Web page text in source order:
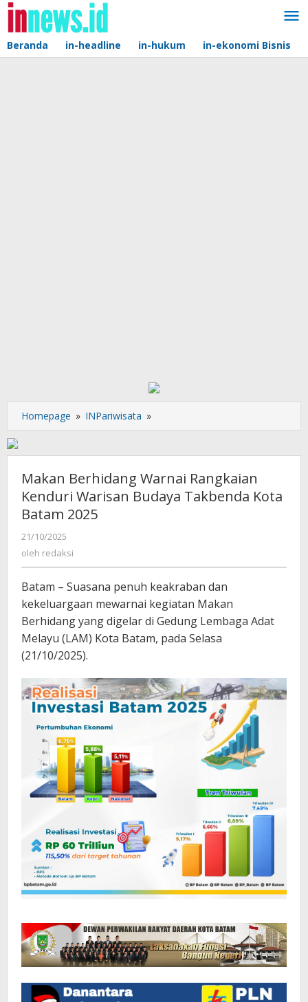
Lewati
konten
Beranda in-headline in-hukum in-ekonomi Bisnis
Homepage » INPariwisata »
Berhidang
Rangkaian
Kenduri
Warisan
Budaya
Makan Berhidang Warnai Rangkaian
Kenduri Warisan Budaya Takbenda Kota
Batam 2025
21/10/2025
redaksi
oleh redaksi
Batam – Suasana penuh keakraban dan
kekeluargaan mewarnai kegiatan Makan
Berhidang yang digelar di Gedung Lembaga Adat
Melayu (LAM) Kota Batam, pada Selasa
(21/10/2025).